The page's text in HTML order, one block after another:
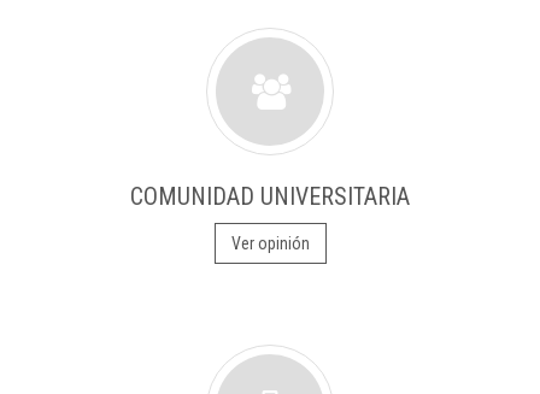
COMUNIDAD UNIVERSITARIA
Ver opinión